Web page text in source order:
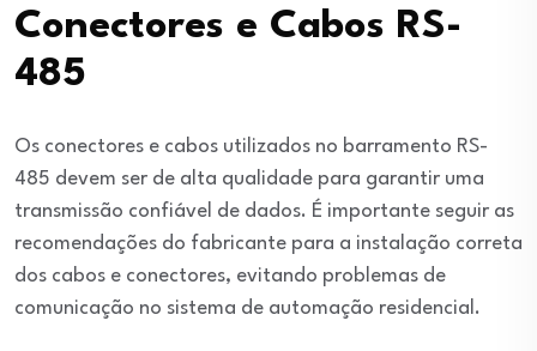
Conectores e Cabos RS-
485
Os conectores e cabos utilizados no barramento RS-
485 devem ser de alta qualidade para garantir uma
transmissão confiável de dados. É importante seguir as
recomendações do fabricante para a instalação correta
dos cabos e conectores, evitando problemas de
comunicação no sistema de automação residencial.